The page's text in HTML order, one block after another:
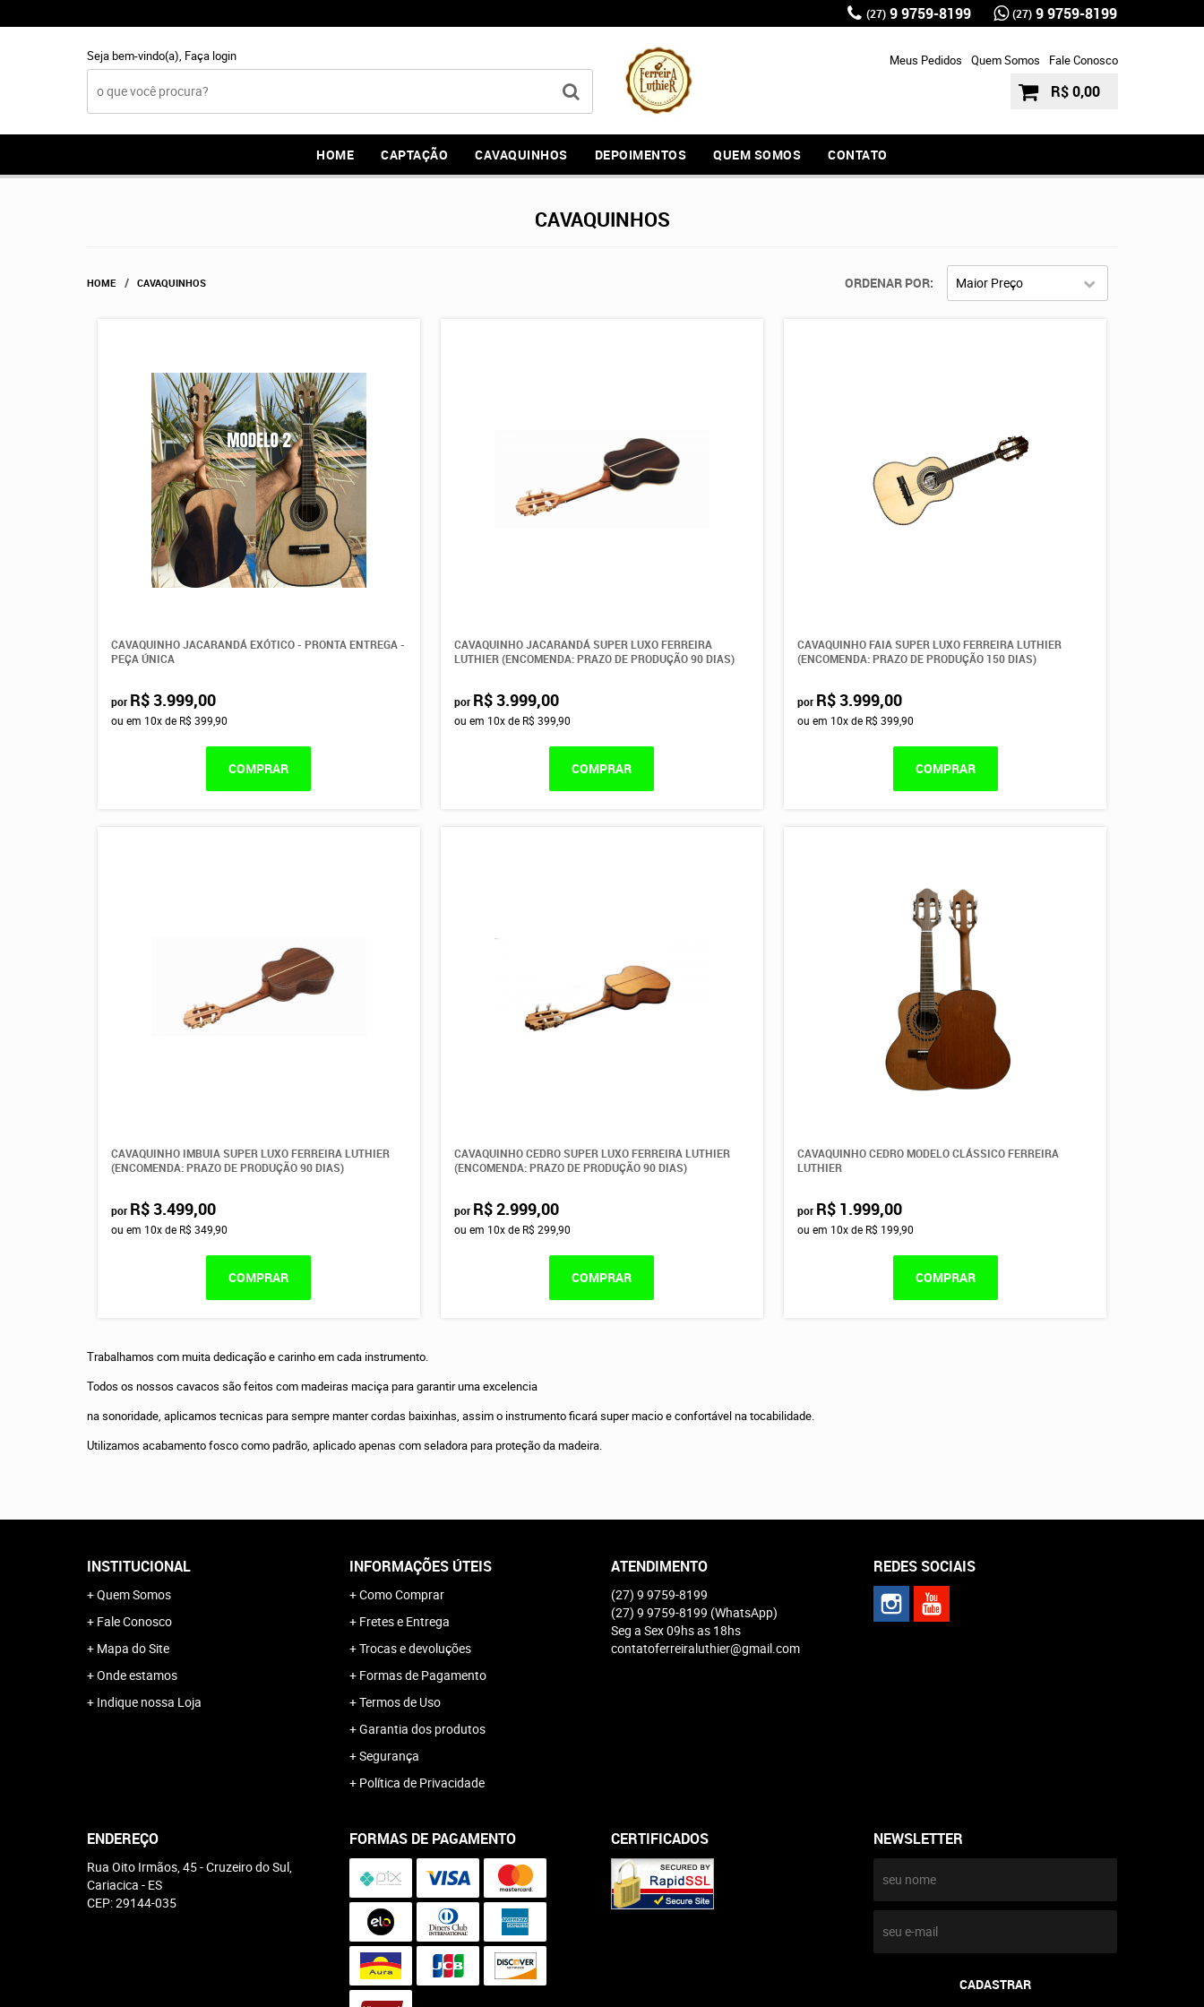
(27) 9 9759-8199 (27) 9 9759-8199
Seja bem-vindo(a), Faça login Meus Pedidos Quem Somos Fale Conosco
R$ 0,00
HOME CAPTAÇÃO CAVAQUINHOS DEPOIMENTOS QUEM SOMOS CONTATO
CAVAQUINHOS
HOME CAVAQUINHOS ORDENAR POR Maior Preço
CAVAQUINHO JACARANDÁ EXÓTICO - PRONTA ENTREGA -
PEÇA ÚNICA
por R$ 3.999,00
ou em 10xde R$ 399,90
COMPRAR
CAVAQUINHO JACARANDÁ SUPER LUXO FERREIRA
LUTHIER (ENCOMENDA: PRAZO DE PRODUÇÃO 90 DIAS)
por R$ 3.999,00
ou em 10xde R$ 399,90
COMPRAR
CAVAQUINHO FAIA SUPER LUXO FERREIRA LUTHIER
(ENCOMENDA: PRAZO DE PRODUÇÃO 150 DIAS)
por R$ 3.999,00
ou em 10xde R$ 399,90
COMPRAR
CAVAQUINHO IMBUIA SUPER LUXO FERREIRA LUTHIER
(ENCOMENDA: PRAZO DE PRODUÇÃO 90 DIAS)
por R$ 3.499,00
ou em 10xde R$ 349,90
COMPRAR
CAVAQUINHO CEDRO SUPER LUXO FERREIRA LUTHIER
(ENCOMENDA: PRAZO DE PRODUÇÃO 90 DIAS)
por R$ 2.999,00
ou em 10xde R$ 299,90
COMPRAR
CAVAQUINHO CEDRO MODELO CLÁSSICO FERREIRA
LUTHIER
por R$ 1.999,00
ou em 10xde R$ 199,90
COMPRAR
Trabalhamos com muita dedicação e carinho em cada instrumento.
Todos os nossos cavacos são feitos com madeiras maciça para garantir uma excelencia
na sonoridade, aplicamos tecnicas para sempre manter cordas baixinhas, assim o instrumento ficará super macio e confortável na tocabilidade.
Utilizamos acabamento fosco como padrão, aplicado apenas com seladora para proteção da madeira.
INSTITUCIONAL
Quem Somos
Fale Conosco
Mapa do Site
Onde estamos
Indique nossa Loja
INFORMAÇÕES ÚTEIS
Como Comprar
Fretes e Entrega
Trocas e devoluções
Formas de Pagamento
Termos de Uso
Garantia dos produtos
Segurança
Política de Privacidade
ATENDIMENTO
(27) 9 9759-8199
(27) 9 9759-8199 (WhatsApp)
Seg a Sex 09hs as 18hs
contatoferreiraluthier@gmail.com
REDES SOCIAIS
ENDEREÇO
Rua Oito Irmãos, 45-Cruzeiro do Sul,
Cariacica - ES
CEP: 29144-035
FORMAS DE PAGAMENTO CERTIFICADOS NEWSLETTER
CADASTRAR